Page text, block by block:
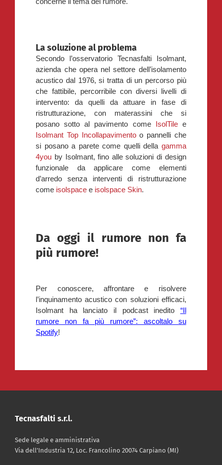
La soluzione al problema
Secondo l’osservatorio Tecnasfalti Isolmant,
azienda che opera nel settore dell’isolamento
acustico dal 1976, si tratta di un percorso più
che fattibile, percorribile con diversi livelli di
intervento: da quelli da attuare in fase di
ristrutturazione, con materassini che si
posano sotto al pavimento come
IsolTilee
Isolmant Top Incollapavimentoo pannelli che
si posano a parete come quelli della gamma
4you by Isolmant, fino alle soluzioni di design
funzionale da applicare come elementi
d’arredo senza interventi di ristrutturazione
come isolspace e isolspace Skin.
Da oggi il rumore non fa
più rumore!
Per conoscere, affrontare e risolvere
l’inquinamento acustico con soluzioni efficaci,
Isolmant ha lanciato il podcast inedito “Il
rumore non fa più rumore”: ascoltalo su
Spotify!
Tecnasfalti s.r.l.
Sede legale e amministrativa
Via dell’Industria 12, Loc. Francolino 20074 Carpiano (MI)